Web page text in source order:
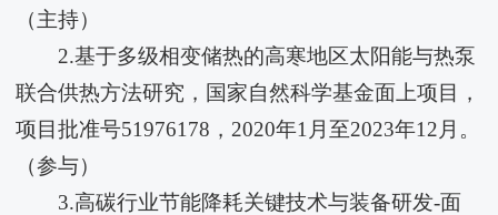
（主持）
2.基于多级相变储热的高寒地区太阳能与热泵
联合供热方法研究，国家自然科学基金面上项目，
项目批准号51976178，2020年1月至2023年12月。
（参与）
3.高碳行业节能降耗关键技术与装备研发-面